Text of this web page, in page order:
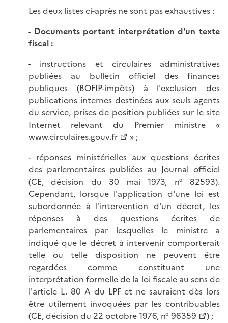
Les deux listes ci-après ne sont pas exhaustives :
- Documents portant interprétation d'un texte
fiscal :
- instructions et circulaires administratives
publiées au bulletin officiel des finances
publiques (BOFIP-impôts) à l'exclusion des
publications internes destinées aux seuls agents
du service, prises de position publiées sur le site
Internet relevant du Premier ministre «
www.circulaires.gouv.fr
» ;
- réponses ministérielles aux questions écrites
des parlementaires publiées au Journal officiel
(CE, décision du 30 mai 1973, n° 82593).
Cependant, lorsque l'application d'une loi est
subordonnée à l'intervention d'un décret, les
réponses à des questions écrites de
parlementaires par lesquelles le ministre a
indiqué que le décret à intervenir comporterait
telle ou telle disposition ne peuvent être
regardées comme constituant une
interprétation formelle de la loi fiscale au sens de
l'article L. 80 A du LPF et ne sauraient dès lors
être utilement invoquées par les contribuables
(CE, décision du 22 octobre 1976, n° 96359
) ;